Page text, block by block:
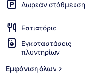
Δωρεάν στάθμευση
Εστιατόριο
Εγκαταστάσεις
πλυντηρίων
Εμφάνιση όλων